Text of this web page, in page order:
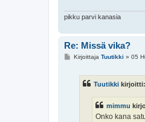
pikku parvi kanasia
Re: Missä vika?
VKirjoittaja Tuutikki » 05
Tuutikki kirjoitti:
mimmu
Onko kana